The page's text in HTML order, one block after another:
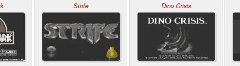
Strife Dino Crisis